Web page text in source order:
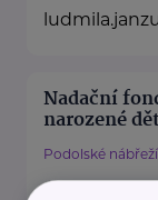
Nadační
narozené
Podolské nábřeží